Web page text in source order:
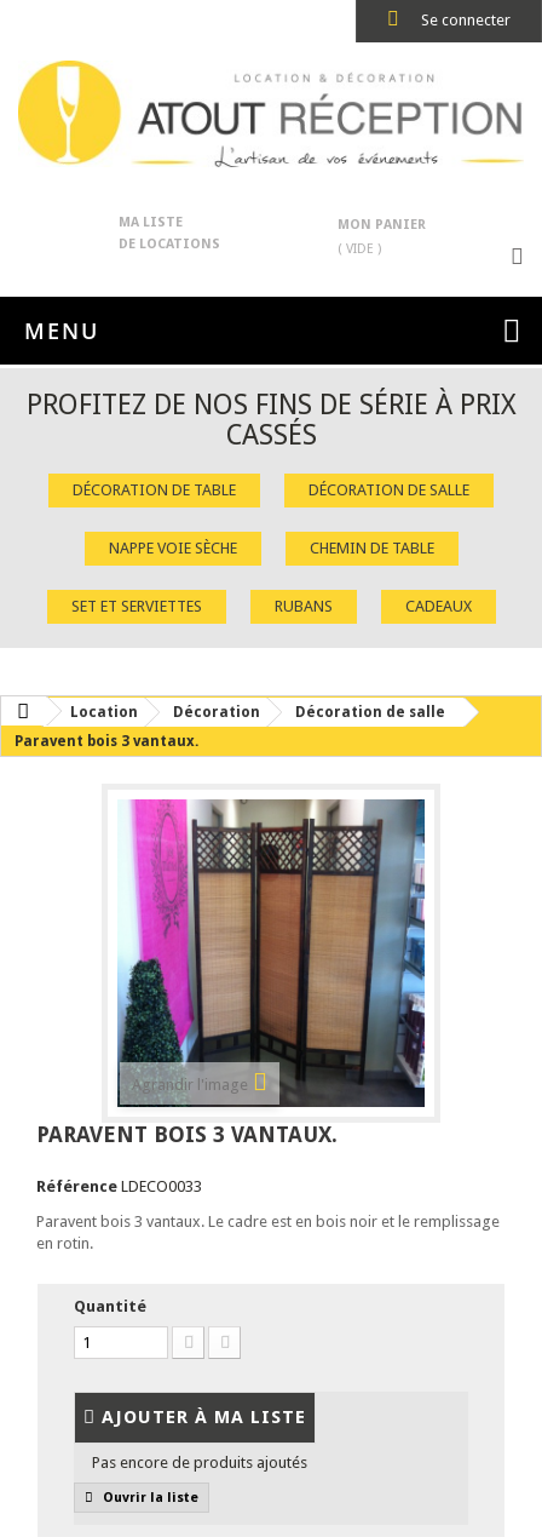
Se connecter
MA LISTE
DE LOCATIONS
MON PANIER
( VIDE )
MENU
PROFITEZ DE NOS FINS DE SÉRIE À PRIX
CASSÉS
DÉCORATION DE TABLE DÉCORATION DE SALLE
NAPPE VOIE SÈCHE CHEMIN DE TABLE
SET ET SERVIETTES RUBANS CADEAUX
Location Décoration
Décoration de salle
Paravent bois 3 vantaux.
Agrandir l'image
PARAVENT BOIS 3 VANTAUX.
Référence LDECO0033
Paravent bois 3 vantaux. Le cadre est en bois noir et le remplissage
en rotin.
Quantité
AJOUTER À MA LISTE
Pas encore de produits ajoutés
Ouvrir la liste